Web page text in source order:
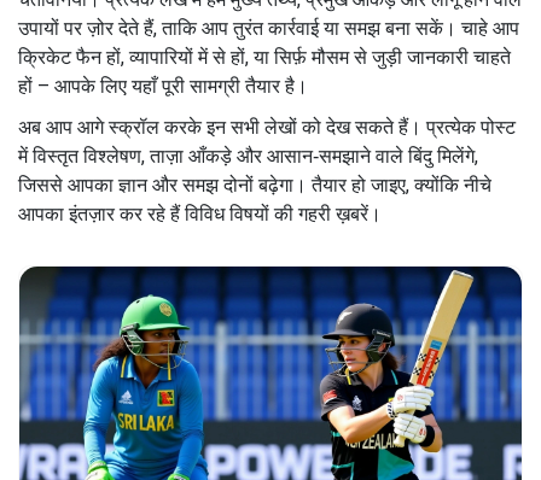
उपायों पर ज़ोर देते हैं, ताकि आप तुरंत कार्रवाई या समझ बना सकें। चाहे आप
क्रिकेट फैन हों, व्यापारियों में से हों, या सिर्फ़ मौसम से जुड़ी जानकारी चाहते
हों – आपके लिए यहाँ पूरी सामग्री तैयार है।
अब आप आगे स्क्रॉल करके इन सभी लेखों को देख सकते हैं। प्रत्येक पोस्ट
में विस्तृत विश्लेषण, ताज़ा आँकड़े और आसान‑समझाने वाले बिंदु मिलेंगे,
जिससे आपका ज्ञान और समझ दोनों बढ़ेगा। तैयार हो जाइए, क्योंकि नीचे
आपका इंतज़ार कर रहे हैं विविध विषयों की गहरी ख़बरें।